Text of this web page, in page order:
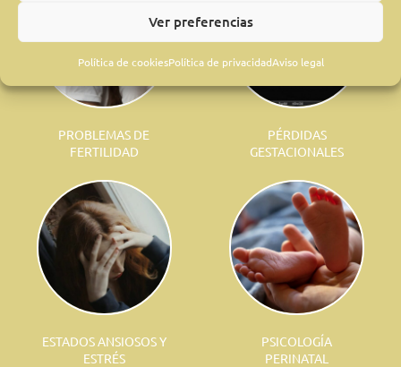
Ver preferencias
Política de cookiesPolítica de privacidadAviso legal
PROBLEMAS DE
FERTILIDAD
PÉRDIDAS
GESTACIONALES
ESTADOS ANSIOSOS Y
ESTRÉS
PSICOLOGÍA
PERINATAL